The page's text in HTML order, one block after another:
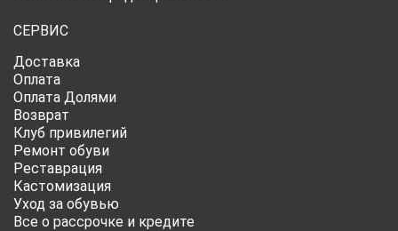
СЕРВИС
Доставка
Оплата
Оплата Долями
Возврат
Клуб привилегий
Ремонт обуви
Реставрация
Кастомизация
Уход за обувью
Все о рассрочке и кредите